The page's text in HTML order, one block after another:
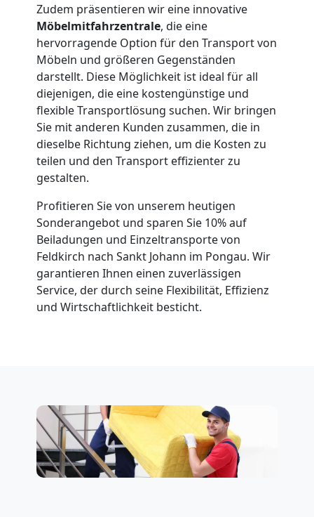
Zudem präsentieren wir eine innovative
Möbelmitfahrzentrale, die eine
hervorragende Option für den Transport von
Möbeln und größeren Gegenständen
darstellt. Diese Möglichkeit ist ideal für all
diejenigen, die eine kostengünstige und
flexible Transportlösung suchen. Wir bringen
Sie mit anderen Kunden zusammen, die in
dieselbe Richtung ziehen, um die Kosten zu
teilen und den Transport effizienter zu
gestalten.
Profitieren Sie von unserem heutigen
Sonderangebot und sparen Sie 10% auf
Beiladungen und Einzeltransporte von
Feldkirch nach Sankt Johann im Pongau. Wir
garantieren Ihnen einen zuverlässigen
Service, der durch seine Flexibilität, Effizienz
und Wirtschaftlichkeit besticht.